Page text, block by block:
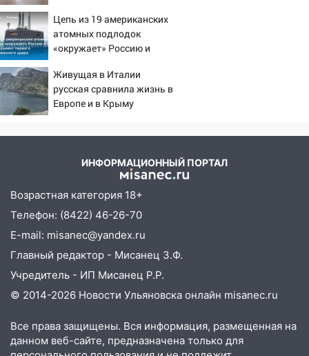
14:01
Инсценировали ДТП и получили
более 4,6 миллиона рублей: перед
судом предстанет банда
автоподставщиков
13:36 В Инзе произошел крупный пожар
13:00
В суде защитили репутацию
обвиняли в жестоком обращении с
животными
Миллион на «льготниках»: в
Ульяновской области перевозчик
провернул хитрую схему с чужими
проездными
12:10 Ульяновский алиментщик накопил
11:49 Снят режим «Ракетная
области
11:30 Кабмин РФ разрешил до 1 июля
Цепь из 19 американских
атомных подлодок
«окружает» Россию и
первого массированного
удара
Живущая в Италии
русская сравнила жизнь в
Европе и в Крыму
ИНФОРМАЦИОННЫЙ ПОРТАЛ
Возрастная категория 18+
Телефон: (8422) 46-26-70
E-mail: misanec@yandex.ru
Главный редактор - Мисанец З.Ф.
Учредитель - ИП Мисанец Р.Р.
© 2014-2026 Новости Ульяновска онлайн misanec.ru
Все права защищены. Вся информация, размещенная на
данном веб-сайте, предназначена только для